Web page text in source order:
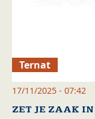
Ternat
17/11/2025 - 07:42
ZET JE ZAAK